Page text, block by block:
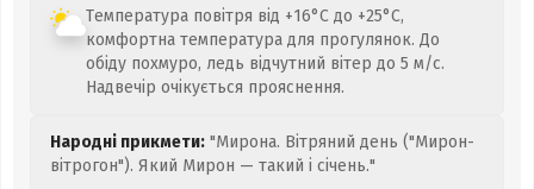
Температура повітря від +16°C до +25°C,
комфортна температура для прогулянок. До
обіду похмуро, ледь відчутний вітер до 5 м/с.
Надвечір очікується прояснення.
Народні прикмети: "Мирона. Вітряний день ("Мирон-
вітрогон"). Який Мирон — такий і січень."